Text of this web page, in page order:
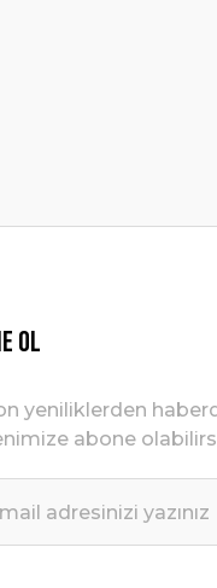
OL
yeniliklerden
abone